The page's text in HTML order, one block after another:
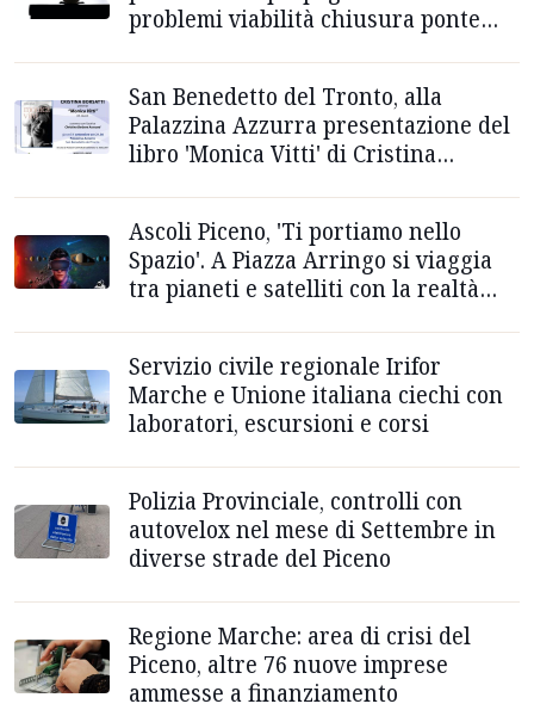
problemi viabilità chiusura ponte
San Benedetto del Tronto, alla
Palazzina Azzurra presentazione del
libro 'Monica Vitti' di Cristina
Ascoli Piceno, 'Ti portiamo nello
Spazio'. A Piazza Arringo si viaggia
tra pianeti e satelliti con la realtà
Servizio civile regionale Irifor
Marche e Unione italiana ciechi con
laboratori, escursioni e corsi
Polizia Provinciale, controlli con
autovelox nel mese di Settembre in
diverse strade del Piceno
Regione Marche: area di crisi del
Piceno, altre 76 nuove imprese
ammesse a finanziamento